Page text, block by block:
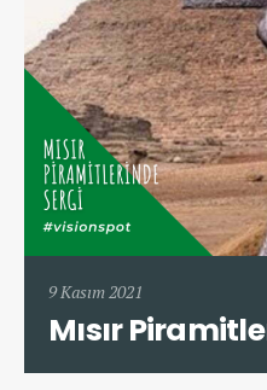
9 Kasım 2021
Mısır